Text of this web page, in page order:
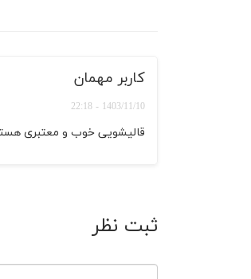
کاربر مهمان
1403/11/10 - 22:18
قالیشویی خوب و معتبری
ثبت نظر